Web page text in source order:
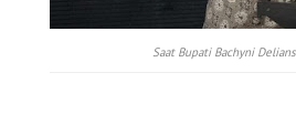
Saat Bupati Bachyni